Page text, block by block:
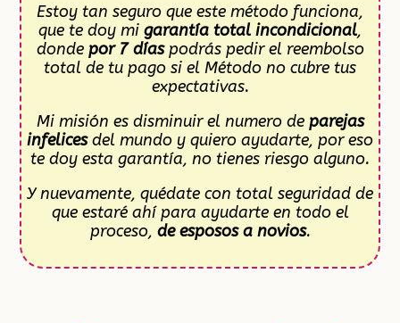
Estoy tan seguro que este método funciona,
que te doy mi garantía total incondicional,
donde por 7 díaspodrás pedir el reembolso
total de tu pago si el Método no cubre tus
expectativas.
Mi misión es disminuir el numero de parejas
infelicesdel mundo y quiero ayudarte, por eso
te doy esta garantía, no tienes riesgo alguno.
Y nuevamente, quédate con total seguridad de
que estaré ahí para ayudarte en todo el
proceso, de esposos a novios.